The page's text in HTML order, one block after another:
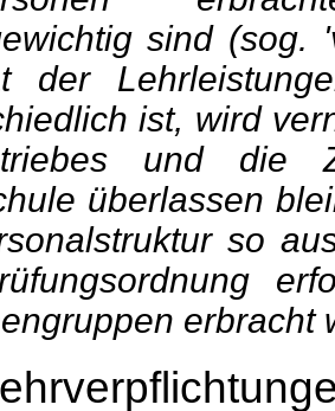
sind (sog.
der
ist, wird
und die
überlassen
so
erbracht